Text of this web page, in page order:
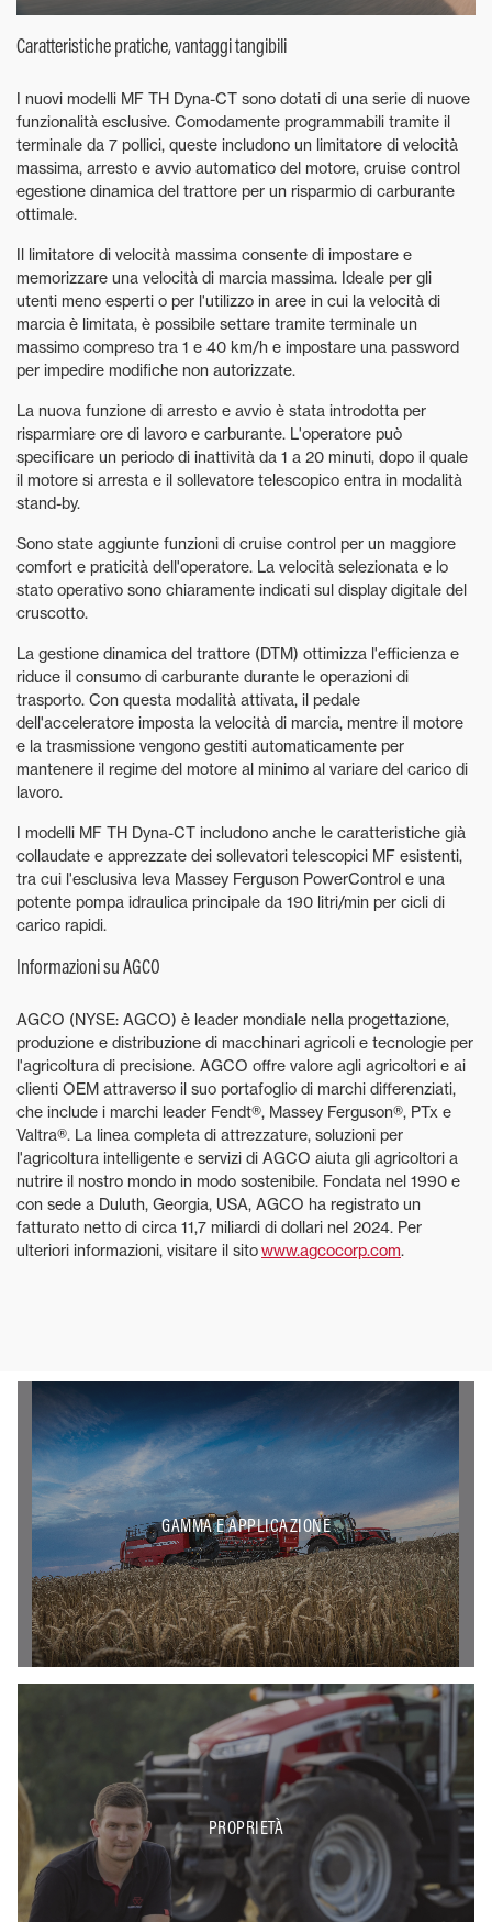
Caratteristiche pratiche, vantaggi tangibili
I nuovi modelli MF TH Dyna-CT sono dotati di una serie di nuove
funzionalità esclusive. Comodamente programmabili tramite il
terminale da 7 pollici, queste includono un limitatore di velocità
massima, arresto e avvio automatico del motore, cruise control
egestione dinamica del trattore per un risparmio di carburante
ottimale.
Il limitatore di velocità massima consente di impostare e
memorizzare una velocità di marcia massima. Ideale per gli
utenti meno esperti o per l'utilizzo in aree in cui la velocità di
marcia è limitata, è possibile settare tramite terminale un
massimo compreso tra 1 e 40 km/h e impostare una password
per impedire modifiche non autorizzate.
La nuova funzione di arresto e avvio è stata introdotta per
risparmiare ore di lavoro e carburante. L'operatore può
specificare un periodo di inattività da 1 a 20 minuti, dopo il quale
il motore si arresta e il sollevatore telescopico entra in modalità
stand-by.
Sono state aggiunte funzioni di cruise control per un maggiore
comfort e praticità dell'operatore. La velocità selezionata e lo
stato operativo sono chiaramente indicati sul display digitale del
cruscotto.
La gestione dinamica del trattore (DTM) ottimizza l'efficienza e
riduce il consumo di carburante durante le operazioni di
trasporto. Con questa modalità attivata, il pedale
dell'acceleratore imposta la velocità di marcia, mentre il motore
e la trasmissione vengono gestiti automaticamente per
mantenere il regime del motore al minimo al variare del carico di
lavoro.
I modelli MF TH Dyna-CT includono anche le caratteristiche già
collaudate e apprezzate dei sollevatori telescopici MF esistenti,
tra cui l'esclusiva leva Massey Ferguson PowerControl e una
potente pompa idraulica principale da 190 litri/min per cicli di
carico rapidi.
Informazioni su AGCO
AGCO (NYSE: AGCO) è leader mondiale nella progettazione,
produzione e distribuzione di macchinari agricoli e tecnologie per
l'agricoltura di precisione. AGCO offre valore agli agricoltori e ai
clienti OEM attraverso il suo portafoglio di marchi differenziati,
che include i marchi leader Fendt®, Massey Ferguson®, PTx e
Valtra®. La linea completa di attrezzature, soluzioni per
l'agricoltura intelligente e servizi di AGCO aiuta gli agricoltori a
nutrire il nostro mondo in modo sostenibile. Fondata nel 1990 e
con sede a Duluth, Georgia, USA, AGCO ha registrato un
fatturato netto di circa 11,7 miliardi di dollari nel 2024. Per
ulteriori informazioni, visitare il sitowww.agcocorp.com.
GAMMA E APPLICAZIONE
PROPRIETÀ